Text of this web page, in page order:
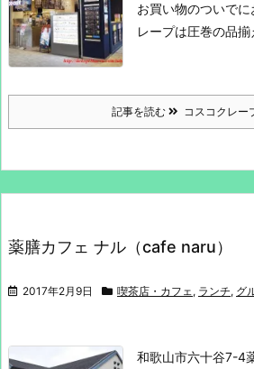
お買い物のついでに
レープは圧巻の品揃
記事を読む コスコクレー
薬膳カフェ ナル（cafe naru）
2017年2月9日 喫茶店・カフェ, ランチ, グ
和歌山市六十谷7-4